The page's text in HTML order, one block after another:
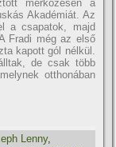
mérkőzésen a
Akadémiát. Az
a csapatok, majd
Fradi még az első
kapott gól nélkül.
de csak több
otthonában
Lenny,